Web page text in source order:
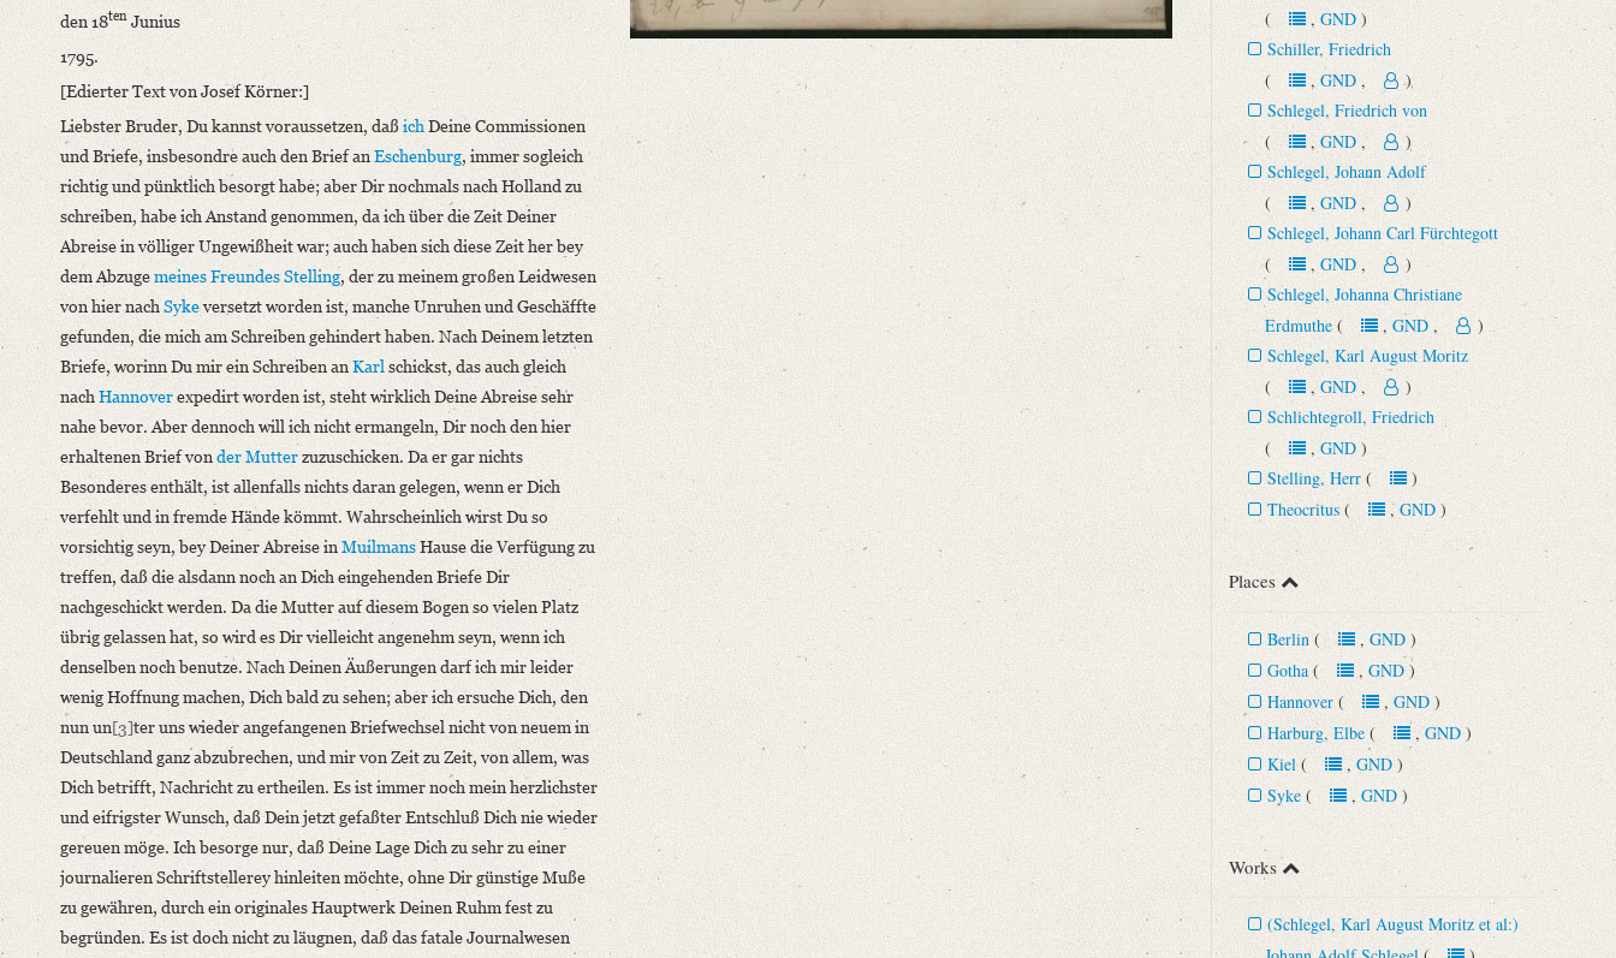
den 18ten Junius
1795.
[Edierter Text von Josef Körner:]
Liebster Bruder, Du kannst voraussetzen, daßich Deine Commissionen
und Briefe, insbesondre auch den Brief an Eschenburg, immer sogleich
richtig und pünktlich besorgt habe; aber Dir nochmals nach Holland zu
schreiben, habe ich Anstand genommen, da ich über die Zeit Deiner
Abreise in völliger Ungewißheit war; auch haben sich diese Zeit her bey
dem Abzugemeines Freundes Stelling, der zu meinem großen Leidwesen
von hier nach Sykeversetzt worden ist, manche Unruhen und Geschäffte
gefunden, die mich am Schreiben gehindert haben. Nach Deinem letzten
Briefe, worinn Du mir ein Schreiben anKarl schickst, das auch gleich
nach Hannoverexpedirt worden ist, steht wirklich Deine Abreise sehr
nahe bevor. Aber dennoch will ich nicht ermangeln, Dir noch den hier
erhaltenen Brief vonder Mutterzuzuschicken. Da er gar nichts
Besonderes enthält, ist allenfalls nichts daran gelegen, wenn er Dich
verfehlt und in fremde Hände kömmt. Wahrscheinlich wirst Du so
vorsichtig seyn, bey Deiner Abreise inMuilmansHause die Verfügung zu
treffen, daß die alsdann noch an Dich eingehenden Briefe Dir
nachgeschickt werden. Da die Mutter auf diesem Bogen so vielen Platz
übrig gelassen hat, so wird es Dir vielleicht angenehm seyn, wenn ich
denselben noch benutze. Nach Deinen Äußerungen darf ich mir leider
wenig Hoffnung machen, Dich bald zu sehen; aber ich ersuche Dich, den
nun un[3]ter uns wieder angefangenen Briefwechsel nicht von neuem in
Deutschland ganz abzubrechen, und mir von Zeit zu Zeit, von allem, was
Dich betrifft, Nachricht zu ertheilen. Es ist immer noch mein herzlichster
und eifrigster Wunsch, daß Dein jetzt gefaßter Entschluß Dich nie wieder
gereuen möge. Ich besorge nur, daß Deine Lage Dich zu sehr zu einer
journalieren Schriftstellerey hinleiten möchte, ohne Dir günstige Muße
zu gewähren, durch ein originales Hauptwerk Deinen Ruhm fest zu
begründen. Es ist doch nicht zu läugnen, daß das fatale Journalwesen
(, GND)
Schiller, Friedrich
(, GND, )
Schlegel, Friedrich von
(, GND, )
Schlegel, Johann Adolf
(, GND, )
Schlegel, Johann Carl Fürchtegott
(, GND, )
Schlegel, Johanna Christiane
Erdmuthe (, GND, )
Schlegel, Karl August Moritz
(, GND, )
Schlichtegroll, Friedrich
(, GND)
Stelling, Herr ()
Theocritus (, GND)
Places
Berlin (, GND)
Gotha (, GND)
Hannover (, GND)
Harburg, Elbe (, GND)
Kiel (, GND)
Syke (, GND)
Works
(Schlegel, Karl August Moritz et al:)